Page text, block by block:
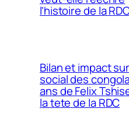
l’histoire de la
Bilan et impact
social des
ans de Felix
la tete de la RDC